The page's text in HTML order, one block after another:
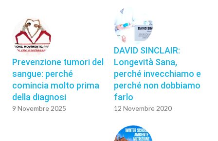
Prevenzione tumori del
sangue: perché
comincia molto prima
della diagnosi
9 Novembre 2025
DAVID SINCLAIR:
Longevità Sana,
perché invecchiamo e
perché non dobbiamo
farlo
12 Novembre 2020